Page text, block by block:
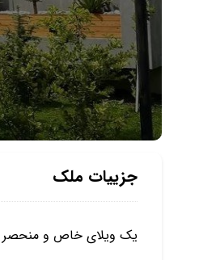
جزییات ملک
یک ویلای خاص و منحصر